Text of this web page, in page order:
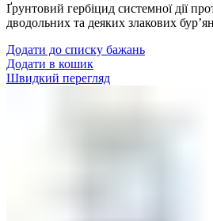
Ґрунтовий гербіцид системної дії
дводольних та деяких злакових
Додати до списку бажань
Додати в кошик
Швидкий перегляд